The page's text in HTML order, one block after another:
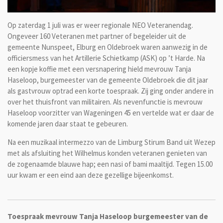
Op zaterdag 1 juli was er weer regionale NEO Veteranendag.
Ongeveer 160 Veteranen met partner of begeleider uit de
gemeente Nunspeet, Elburg en Oldebroek waren aanwezig in de
officiersmess van het Artillerie Schietkamp (ASK) op ’t Harde. Na
een kopje koffie met een versnapering hield mevrouw Tanja
Haseloop, burgemeester van de gemeente Oldebroek die dit jaar
als gastvrouw optrad een korte toespraak. Zij ging onder andere in
over het thuisfront van militairen. Als nevenfunctie is mevrouw
Haseloop voorzitter van Wageningen 45 en vertelde wat er daar de
komende jaren daar staat te gebeuren.
Na een muzikaal intermezzo van de Limburg Stirum Band uit Wezep
met als afsluiting het Wilhelmus konden veteranen genieten van
de zogenaamde blauwe hap; een nasi of bami maaltijd. Tegen 15.00
uur kwam er een eind aan deze gezellige bijeenkomst.
Toespraak mevrouw Tanja Haseloop burgemeester van de